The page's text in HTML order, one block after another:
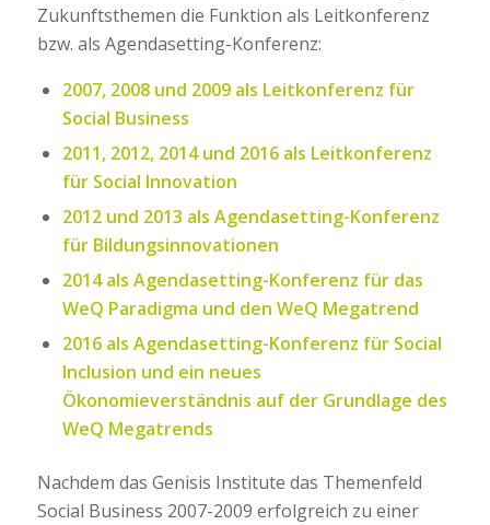
Zukunftsthemen die Funktion als Leitkonferenz
bzw. als Agendasetting-Konferenz:
2007, 2008 und 2009 als Leitkonferenz für
Social Business
2011, 2012, 2014 und 2016 als Leitkonferenz
für Social Innovation
2012 und 2013 als Agendasetting-Konferenz
für Bildungsinnovationen
2014 als Agendasetting-Konferenz für das
WeQ Paradigma und den WeQ Megatrend
2016 als Agendasetting-Konferenz für Social
Inclusion und ein neues
Ökonomieverständnis auf der Grundlage des
WeQ Megatrends
Nachdem das Genisis Institute das Themenfeld
Social Business 2007-2009 erfolgreich zu einer